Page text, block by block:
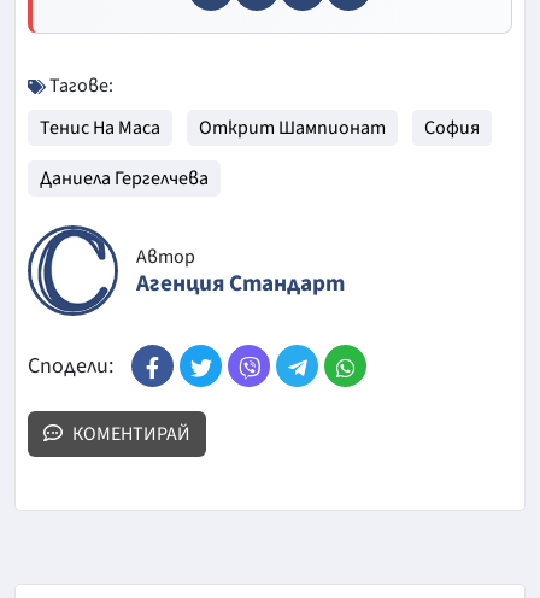
Тагове:
Тенис На Маса
Открит Шампионат
София
Даниела Гергелчева
Автор
Агенция Стандарт
Сподели:
КОМЕНТИРАЙ